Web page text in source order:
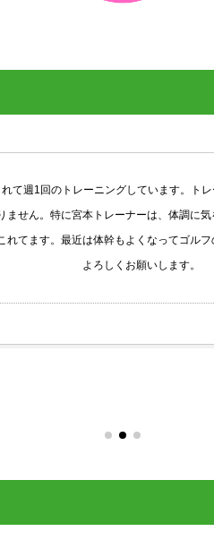
週1回のトレーニングしています。トレ
ん。特に宮本トレーナーは、体調に気を
ます。最近は体幹もよくなってゴルフの
よろしくお願いします。